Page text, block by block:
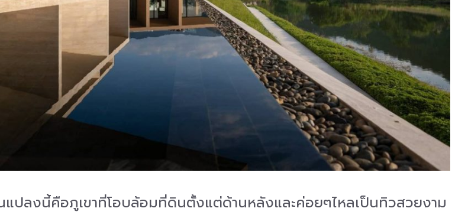
ปลงนี้คือภูเขาที่โอบล้อมที่ดินตั้งแต่ด้านหลังและค่อยๆไหลเป็นทิวสวยงาม